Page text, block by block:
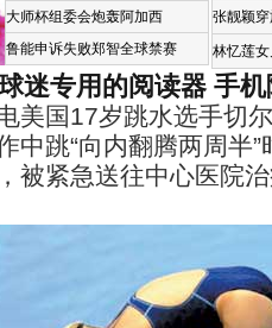
大师杯组委会炮轰阿加西
鲁能申诉失败郑智全球禁赛
张靓颖
林忆莲
迷专用的阅读器 手
国17岁跳水选手切尔
中跳“向内翻腾两周半
被紧急送往中心医院